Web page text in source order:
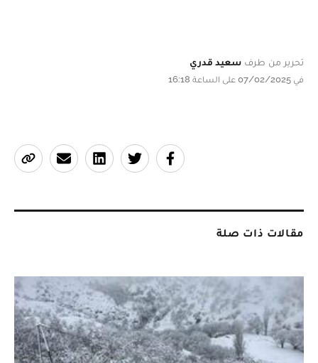
تحرير من طرف سعيد قدري
في 07/02/2025 على الساعة 16:18
مقالات ذات صلة